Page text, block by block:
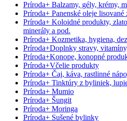
Príroda+ Balzamy, gély, krémy,
Príroda+ Panenské oleje lisované
Príroda+ Koloidné produkty,
minerály a pod.
Príroda+ Kozmetika, hygiena,
Príroda+Doplnky stravy,
Príroda+Konope, konopné
Príroda+Včelie produkty
Príroda+ Čaj, káva, rastlinné
Príroda+ Tinktúry z byliniek,
Príroda+ Mumio
Príroda+ Šungit
Príroda+ Moringa
Príroda+ Sušené bylinky